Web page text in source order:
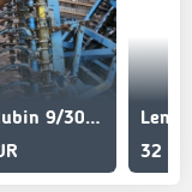
Lemken Rubin 9/300 U E
32